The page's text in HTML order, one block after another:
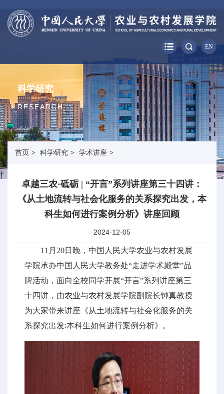
EN
科学研究
RESEARCH
首页 > 科学研究 > 学术讲座 >
卓越三农·砥砺 | “开言”系列讲座第三十四讲：
《从土地流转与社会化服务的关系探究出发，本
科生如何进行案例分析》讲座回顾
2024-12-05
11月20日晚，中国人民大学农业与农村发展
学院承办中国人民大学教务处“走进学术殿堂”品
牌活动，面向全校同学开展“开言”系列讲座第三
十四讲，由农业与农村发展学院副院长钟真教授
为大家带来讲座《从土地流转与社会化服务的关
系探究出发:本科生如何进行案例分析》。